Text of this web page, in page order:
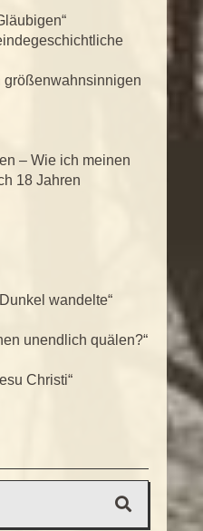
größenwahnsinnigen
– Wie ich meinen
18 Jahren
wandelte“
unendlich quälen?“
Christi“